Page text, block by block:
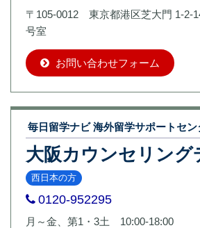
〒105-0012 東京都港区芝大門 1-2-
号室
お問い合わせフォーム
毎日留学ナビ 海外留学サポートセン
大阪カウンセリング
西日本の方
0120-952295
月～金、第1・3土 10:00-18:00